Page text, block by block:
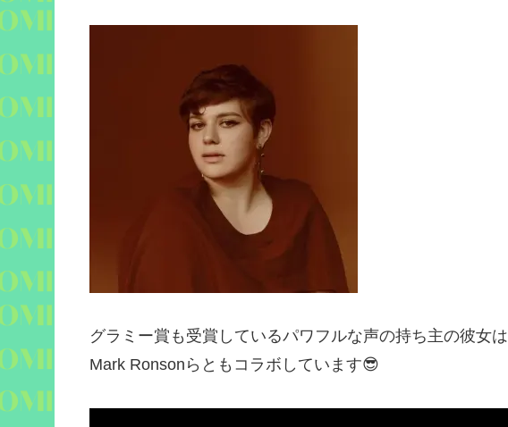
グラミー賞も受賞しているパワフルな声の持ち主の彼女は
Mark Ronson らともコラボしています😎